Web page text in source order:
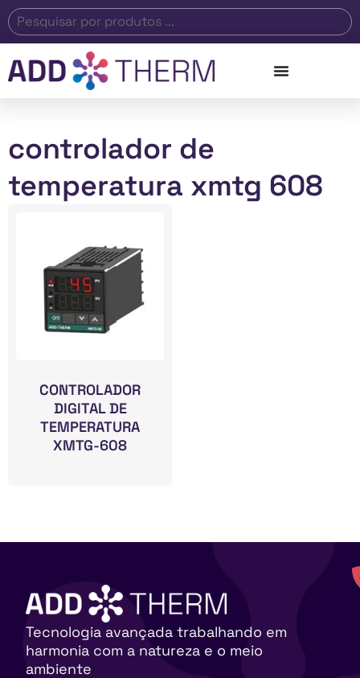
controlador de
temperatura xmtg 608
CONTROLADOR
DIGITAL DE
TEMPERATURA
XMTG-608
Tecnologia avançada trabalhando em
harmonia com a natureza e o meio
ambiente